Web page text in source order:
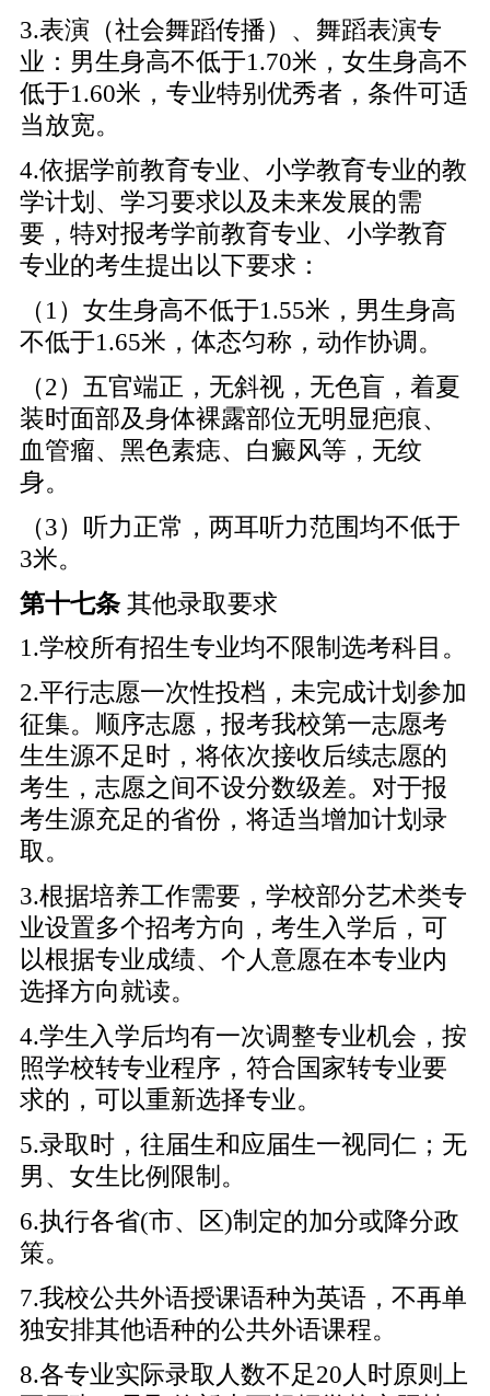
3.表演（社会舞蹈传播）、舞蹈表演专
业：男生身高不低于1.70米，女生身高不
低于1.60米，专业特别优秀者，条件可适
当放宽。
4.依据学前教育专业、小学教育专业的教
学计划、学习要求以及未来发展的需
要，特对报考学前教育专业、小学教育
专业的考生提出以下要求：
（1）女生身高不低于1.55米，男生身高
不低于1.65米，体态匀称，动作协调。
（2）五官端正，无斜视，无色盲，着夏
装时面部及身体裸露部位无明显疤痕、
血管瘤、黑色素痣、白癜风等，无纹
身。
（3）听力正常，两耳听力范围均不低于
3米。
第十七条 其他录取要求
1.学校所有招生专业均不限制选考科目。
2.平行志愿一次性投档，未完成计划参加
征集。顺序志愿，报考我校第一志愿考
生生源不足时，将依次接收后续志愿的
考生，志愿之间不设分数级差。对于报
考生源充足的省份，将适当增加计划录
取。
3.根据培养工作需要，学校部分艺术类专
业设置多个招考方向，考生入学后，可
以根据专业成绩、个人意愿在本专业内
选择方向就读。
4.学生入学后均有一次调整专业机会，按
照学校转专业程序，符合国家转专业要
求的，可以重新选择专业。
5.录取时，往届生和应届生一视同仁；无
男、女生比例限制。
6.执行各省(市、区)制定的加分或降分政
策。
7.我校公共外语授课语种为英语，不再单
独安排其他语种的公共外语课程。
8.各专业实际录取人数不足20人时原则上